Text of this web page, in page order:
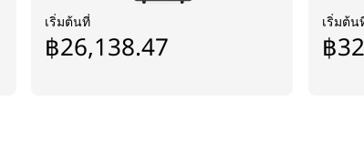
เริ่มต้นที่
฿26,138.47
เริ่มต้น
฿